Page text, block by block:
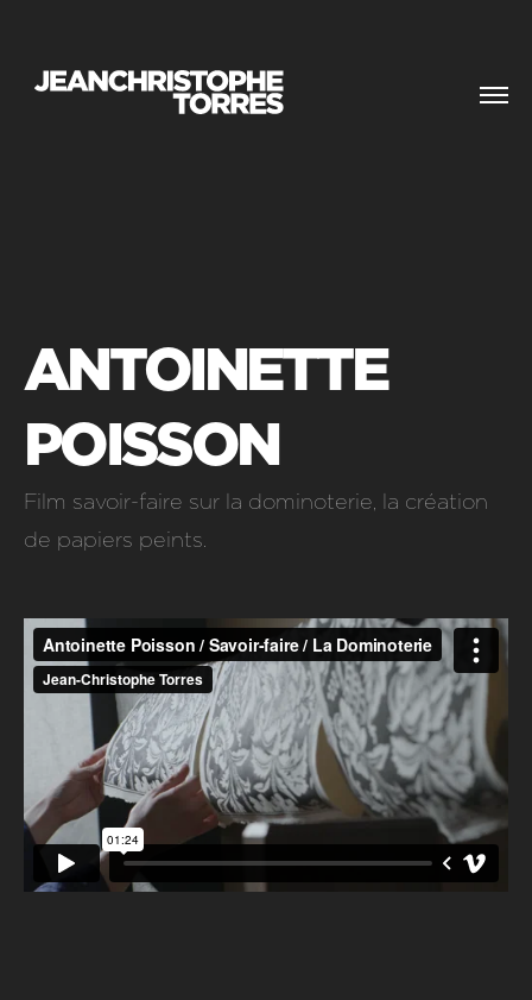
ANTOINETTE
POISSON
Film savoir-faire sur la dominoterie, la création
de papiers peints.